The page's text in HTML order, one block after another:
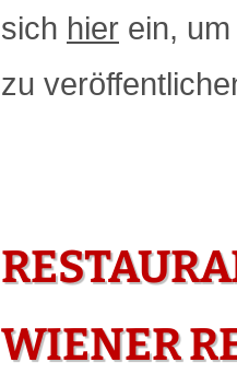
sich hier ein,
zu
WIENER